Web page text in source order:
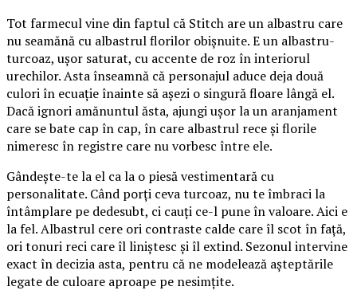
Tot farmecul vine din faptul că Stitch are un albastru care
nu seamănă cu albastrul florilor obișnuite. E un albastru-
turcoaz, ușor saturat, cu accente de roz în interiorul
urechilor. Asta înseamnă că personajul aduce deja două
culori în ecuație înainte să așezi o singură floare lângă el.
Dacă ignori amănuntul ăsta, ajungi ușor la un aranjament
care se bate cap în cap, în care albastrul rece și florile
nimeresc în registre care nu vorbesc între ele.
Gândește-te la el ca la o piesă vestimentară cu
personalitate. Când porți ceva turcoaz, nu te îmbraci la
întâmplare pe dedesubt, ci cauți ce-l pune în valoare. Aici e
la fel. Albastrul cere ori contraste calde care îl scot în față,
ori tonuri reci care îl liniștesc și îl extind. Sezonul intervine
exact în decizia asta, pentru că ne modelează așteptările
legate de culoare aproape pe nesimțite.